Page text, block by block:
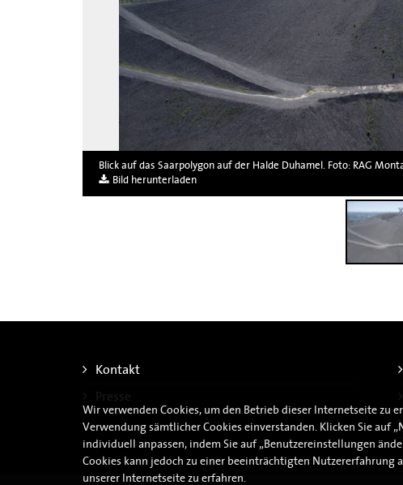
Blick auf das Saarpolygon auf der Halde Duhamel. Foto: RAG
Bild herunterladen
Kontakt
Presse
Wir verwenden Cookies, um den Betrieb dieser Internetseite zu
Verwendung sämtlicher Cookies einverstanden. Klicken Sie auf
individuell anpassen, indem Sie auf „Benutzereinstellungen
Cookies kann jedoch zu einer beeinträchtigten Nutzererfahrung
unserer Internetseite zu erfahren.